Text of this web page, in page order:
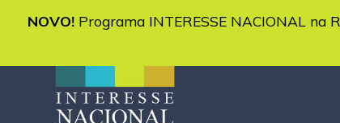
NOVO! Programa INTERESSE NACIONAL na